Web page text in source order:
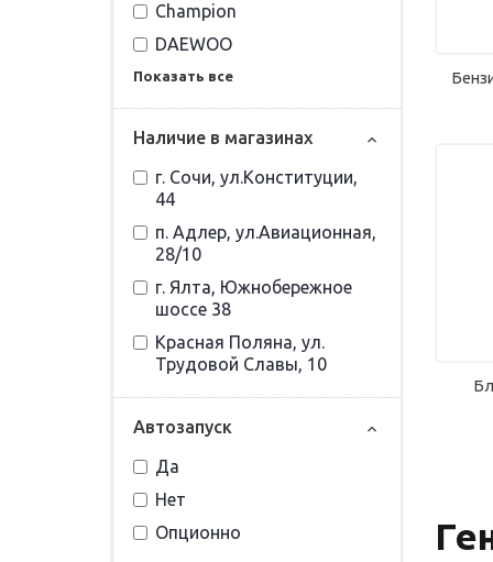
Champion
DAEWOO
Показать все
Наличие в магазинах
г. Сочи, ул.Конституции,
44
п. Адлер, ул.Авиационная,
28/10
г. Ялта, Южнобережное
шоссе 38
Красная Поляна, ул.
Трудовой Славы, 10
Автозапуск
Да
Нет
Опционно